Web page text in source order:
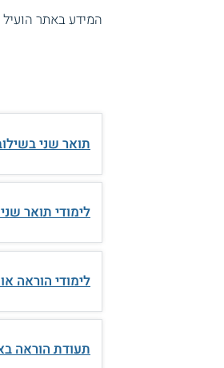
המידע באתר הועיל ל87%
תואר שני
לימודי תואר
לימודי הוראה
תעודת הוראה